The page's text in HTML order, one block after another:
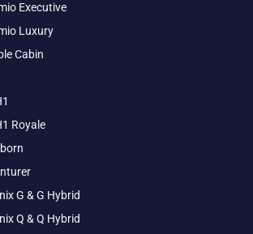
Executive
Luxury
Cabin
Royale
G & G Hybrid
Q & Q Hybrid